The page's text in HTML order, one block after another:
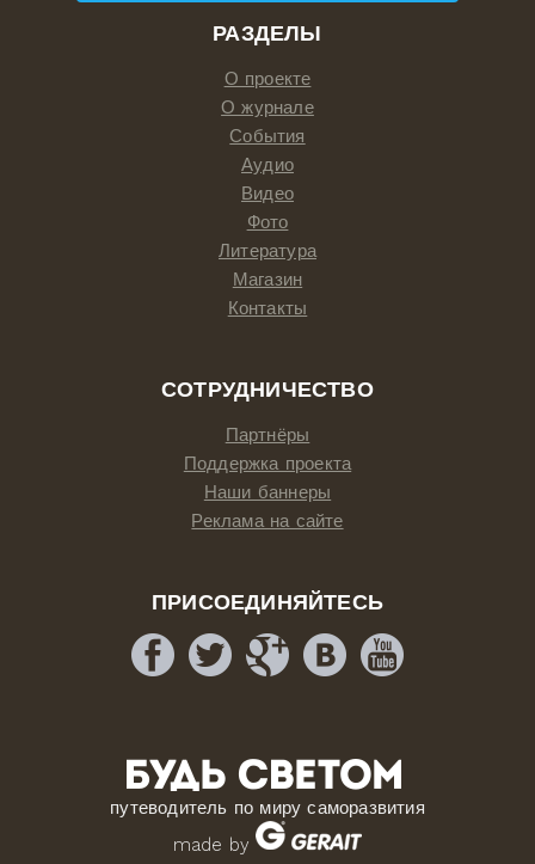
РАЗДЕЛЫ
О проекте
О журнале
События
Аудио
Видео
Фото
Литература
Магазин
Контакты
СОТРУДНИЧЕСТВО
Партнёры
Поддержка проекта
Наши баннеры
Реклама на сайте
ПРИСОЕДИНЯЙТЕСЬ
путеводитель по миру саморазвития
made by